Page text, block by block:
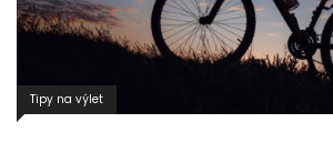
Tipy na výlet